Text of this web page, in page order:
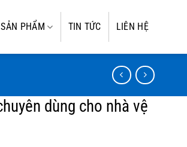
SẢN PHẨM TIN TỨC LIÊN HỆ
dùng cho nhà vệ